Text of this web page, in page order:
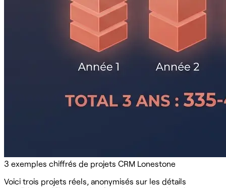
3 exemples chiffrés de projets CRM Lonestone
Voici trois projets réels, anonymisés sur les détails